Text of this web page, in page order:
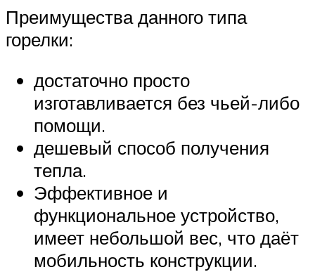
Преимущества данного типа
горелки:
достаточно просто
изготавливается без чьей-либо
помощи.
дешевый способ получения
тепла.
Эффективное и
функциональное устройство,
имеет небольшой вес, что даёт
мобильность конструкции.